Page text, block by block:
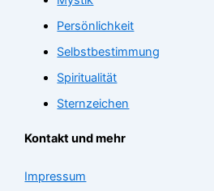
Persönlichkeit
Selbstbestimmung
Spiritualität
Sternzeichen
Kontakt und mehr
Impressum